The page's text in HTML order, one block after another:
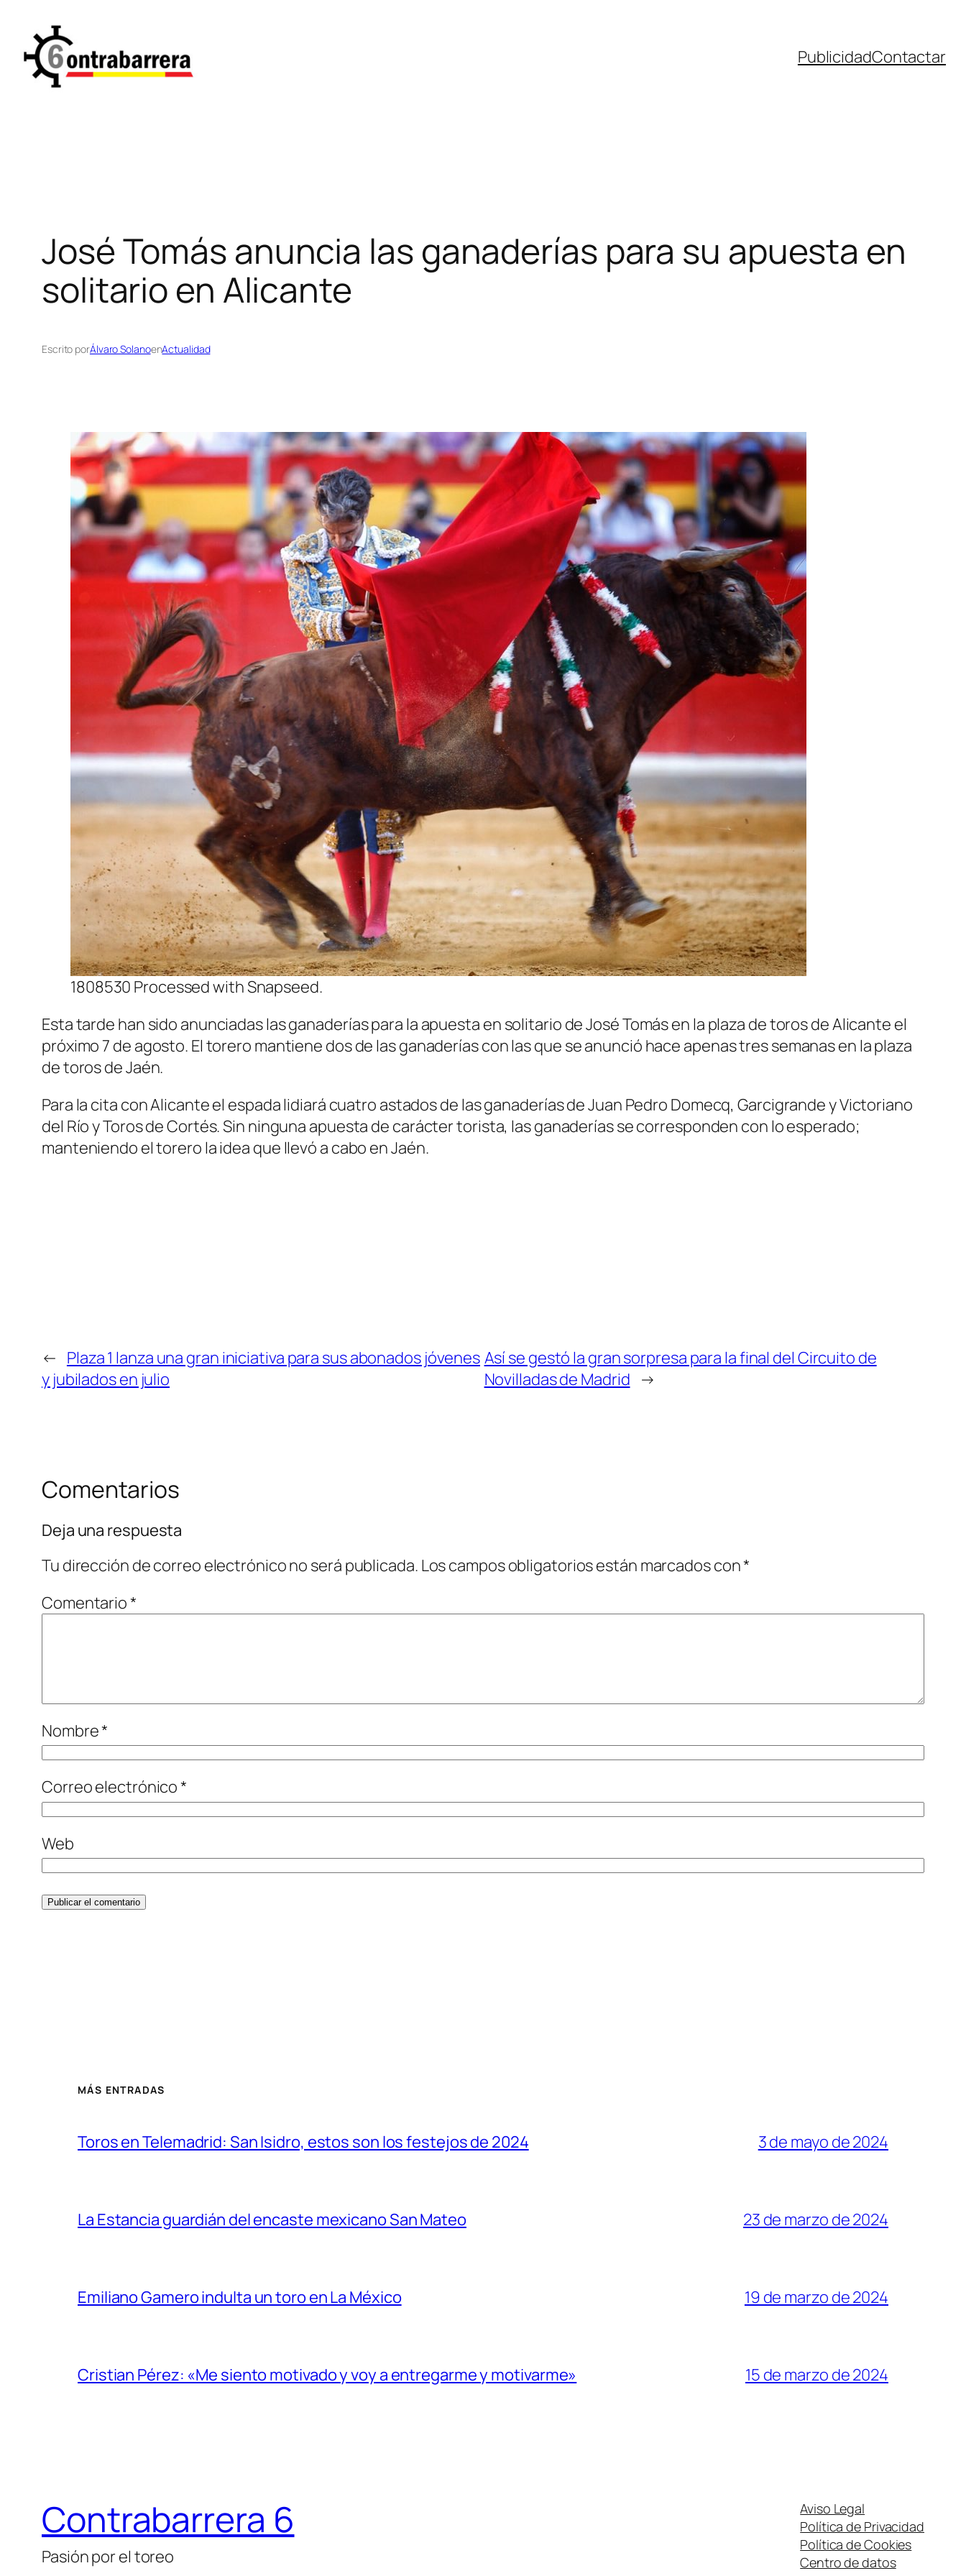
contenido
PublicidadContactar
José Tomás anuncia las ganaderías para su apuesta en
solitario en Alicante
Escrito porÁlvaro SolanoenActualidad
1808530 Processed with Snapseed.
Esta tarde han sido anunciadas las ganaderías para la apuesta en solitario de José Tomás en la plaza de toros de Alicante el
próximo 7 de agosto. El torero mantiene dos de las ganaderías con las que se anunció hace apenas tres semanas en la plaza
de toros de Jaén.
Para la cita con Alicante el espada lidiará cuatro astados de las ganaderías de Juan Pedro Domecq, Garcigrande y Victoriano
del Río y Toros de Cortés. Sin ninguna apuesta de carácter torista, las ganaderías se corresponden con lo esperado;
manteniendo el torero la idea que llevó a cabo en Jaén.
← Plaza 1 lanza una gran iniciativa para sus abonados jóvenes
y jubilados en julio
Así se gestó la gran sorpresa para la final del Circuito de
Novilladas de Madrid →
Comentarios
Deja una respuesta
Tu dirección de correo electrónico no será publicada. Los campos obligatorios están marcados con*
Comentario*
Nombre*
Correo electrónico*
Web
MÁS ENTRADAS
Toros en Telemadrid: San Isidro, estos son los festejos de 2024 3 de mayo de 2024
La Estancia guardián del encaste mexicano San Mateo 23 de marzo de 2024
Emiliano Gamero indulta un toro en La México 19 de marzo de 2024
Cristian Pérez: «Me siento motivado y voy a entregarme y motivarme» 15 de marzo de 2024
Contrabarrera 6
Pasión por el toreo
Aviso Legal
Política de Privacidad
Política de Cookies
Centro de datos